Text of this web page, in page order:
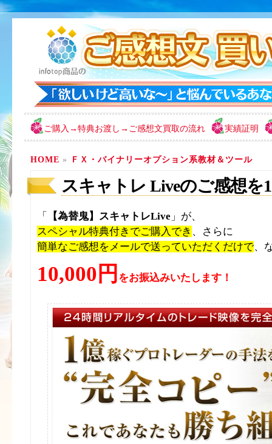
ご購入→特典お渡し→ご感想文買取の流れ 実績証明
HOME » ＦＸ・バイナリーオプション系教材＆ツール
スキャトレ Liveのご感想を
「 【為替鬼】スキャトレLive 」が、
スペシャル特典付きでご購入でき 、さらに
簡単なご感想をメールで送っていただくだけで、
10,000円 をお振込みいたします！